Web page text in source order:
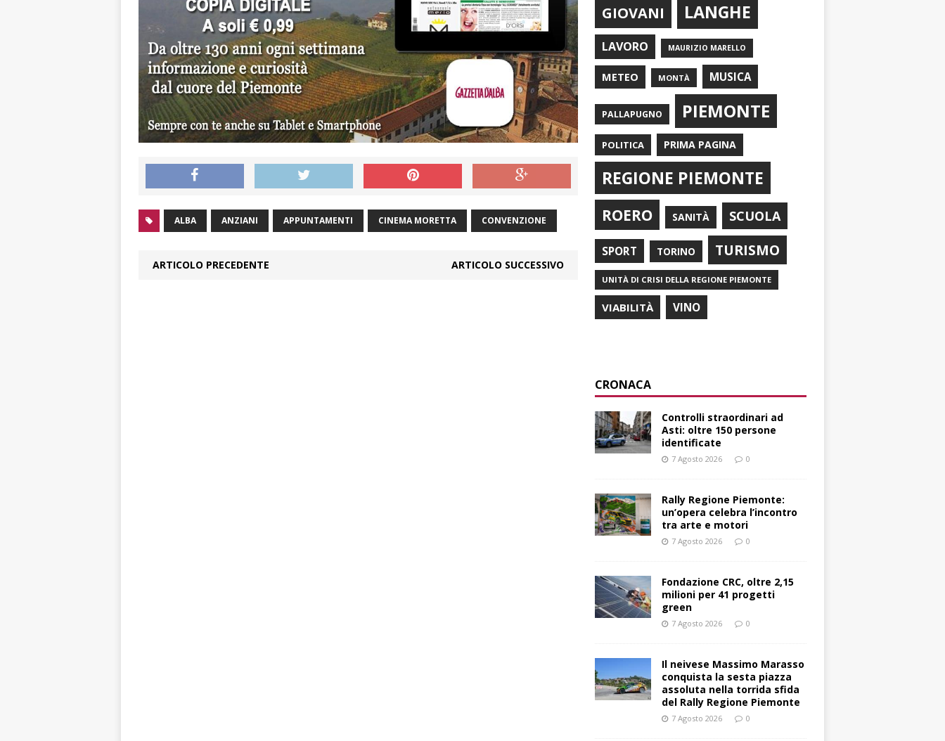
ALBA ANZIANI APPUNTAMENTI CINEMA MORETTA CONVENZIONE
ARTICOLO PRECEDENTE ARTICOLO SUCCESSIVO
GIOVANI LANGHE
LAVORO MAURIZIO MARELLO
METEO MONTÀ MUSICA
PALLAPUGNO PIEMONTE
POLITICA PRIMA PAGINA
REGIONE PIEMONTE
ROERO SANITÀ SCUOLA
SPORT TORINO TURISMO
UNITÀ DI CRISI DELLA REGIONE PIEMONTE
VIABILITÀ VINO
CRONACA
Controlli straordinari ad
Asti: oltre 150 persone
identificate
7 Agosto 2026 0
Rally Regione Piemonte:
un’opera celebra l’incontro
tra arte e motori
7 Agosto 2026 0
Fondazione CRC, oltre 2,15
milioni per 41 progetti
green
7 Agosto 2026 0
Il neivese Massimo Marasso
conquista la sesta piazza
assoluta nella torrida sfida
del Rally Regione Piemonte
7 Agosto 2026 0